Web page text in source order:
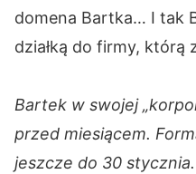
domena Bartka… I tak
działką do firmy, którą
Bartek w swojej
przed miesiącem.
jeszcze do 30 stycznia.